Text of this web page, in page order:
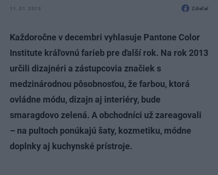
11. 01. 2013 Zdieľať
Každoročne v decembri vyhlasuje Pantone Color
Institute kráľovnú farieb pre ďalší rok. Na rok 2013
určili dizajnéri a zástupcovia značiek s
medzinárodnou pôsobnosťou, že farbou, ktorá
ovládne módu, dizajn aj interiéry, bude
smaragdovo zelená. A obchodníci už zareagovali
– na pultoch ponúkajú šaty, kozmetiku, módne
doplnky aj kuchynské prístroje.